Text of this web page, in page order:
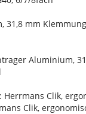
31,8 mm
Aluminium,
Herrmans Clik,
Clik,